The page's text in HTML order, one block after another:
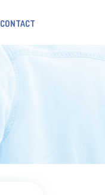
CONTACT